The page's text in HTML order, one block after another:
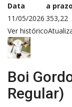
Data
a
11/05/2026 353,22
Ver histórico
Boi
Regular)